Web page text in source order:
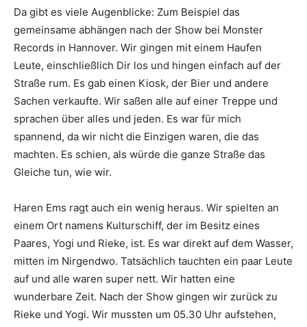
Da gibt es viele Augenblicke: Zum Beispiel das
gemeinsame abhängen nach der Show bei Monster
Records in Hannover. Wir gingen mit einem Haufen
Leute, einschließlich Dir los und hingen einfach auf der
Straße rum. Es gab einen Kiosk, der Bier und andere
Sachen verkaufte. Wir saßen alle auf einer Treppe und
sprachen über alles und jeden. Es war für mich
spannend, da wir nicht die Einzigen waren, die das
machten. Es schien, als würde die ganze Straße das
Gleiche tun, wie wir.
Haren Ems ragt auch ein wenig heraus. Wir spielten an
einem Ort namens Kulturschiff, der im Besitz eines
Paares, Yogi und Rieke, ist. Es war direkt auf dem Wasser,
mitten im Nirgendwo. Tatsächlich tauchten ein paar Leute
auf und alle waren super nett. Wir hatten eine
wunderbare Zeit. Nach der Show gingen wir zurück zu
Rieke und Yogi. Wir mussten um 05.30 Uhr aufstehen,